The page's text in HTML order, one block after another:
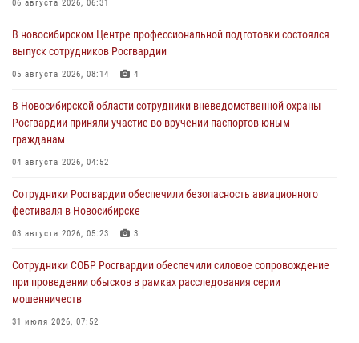
06 августа 2026, 06:31
В новосибирском Центре профессиональной подготовки состоялся
выпуск сотрудников Росгвардии
05 августа 2026, 08:14 4
В Новосибирской области сотрудники вневедомственной охраны
Росгвардии приняли участие во вручении паспортов юным
гражданам
04 августа 2026, 04:52
Сотрудники Росгвардии обеспечили безопасность авиационного
фестиваля в Новосибирске
03 августа 2026, 05:23 3
Сотрудники СОБР Росгвардии обеспечили силовое сопровождение
при проведении обысков в рамках расследования серии
мошенничеств
31 июля 2026, 07:52